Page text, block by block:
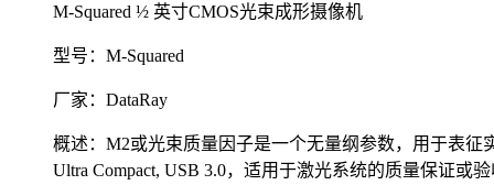
M-Squared ½ 英寸CMOS光束成形摄像机
型号：M-Squared
厂家：DataRay
概述：M2或光束质量因子是一个无量纲参数，用于表征
Ultra Compact, USB 3.0，适用于激光系统的质量保证或